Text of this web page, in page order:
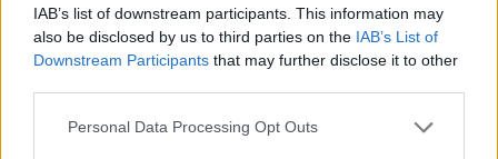
IAB’s list of downstream participants. This information may
also be disclosed by us to third parties on the IAB’s List of
Downstream Participants that may further disclose it to other
Personal Data Processing Opt Outs